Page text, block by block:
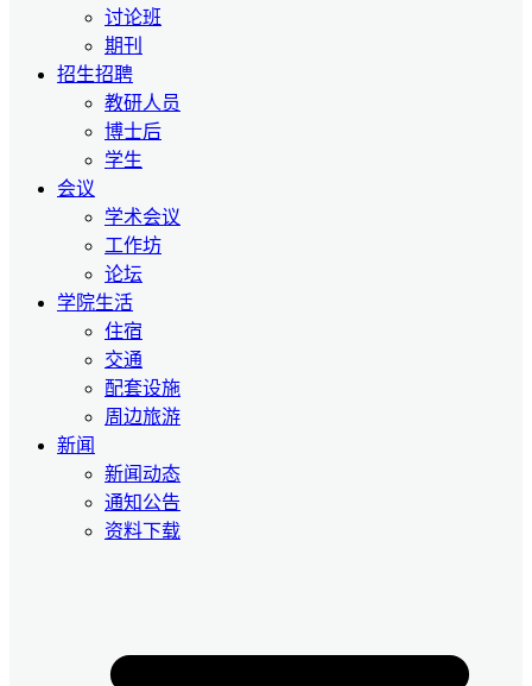
讨论班
期刊
招生招聘
教研人员
博士后
学生
会议
学术会议
工作坊
论坛
学院生活
住宿
交通
配套设施
周边旅游
新闻
新闻动态
通知公告
资料下载